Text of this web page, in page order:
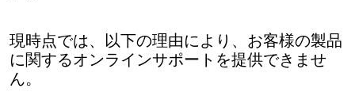
現時点では、以下の理由により、お客様の製品
に関するオンラインサポートを提供できませ
ん。